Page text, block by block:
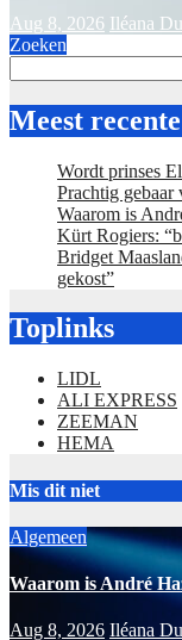
Aug 8, 2026 Iléana
Zoeken
Meest
Wordt prinses
Prachtig gebaar
Waarom is
Kürt Rogiers:
Bridget
gekost”
Toplinks
LIDL
ALI EXPRESS
ZEEMAN
HEMA
Mis dit niet
Algemeen
Waarom is André
Aug 8, 2026 Iléana